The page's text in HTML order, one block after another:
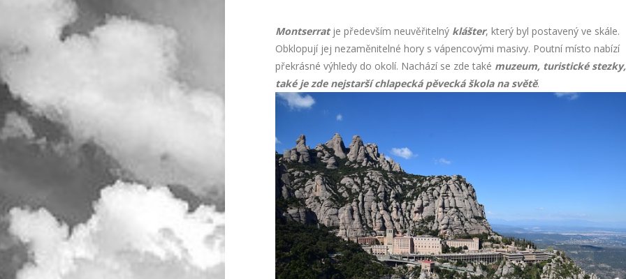
Montserratje především neuvěřitelný klášter, který byl postavený ve skále.
Obklopují jej nezaměnitelné hory s vápencovými masivy. Poutní místo nabízí
překrásné výhledy do okolí. Nachází se zde také muzeum, turistické
také je zde nejstarší chlapecká pěvecká škola na světě.